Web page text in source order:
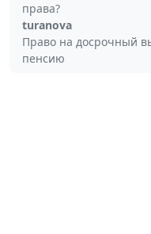
права?
turanova
Право на досрочный
пенсию